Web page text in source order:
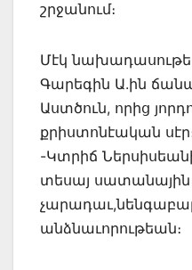
շրջանում։
Մէկ
Գարեգին Ա.ին
Աստծուն, որից
քրիստոնէական
-Կտրիճ
տեսայ
անձնաւորութեան։